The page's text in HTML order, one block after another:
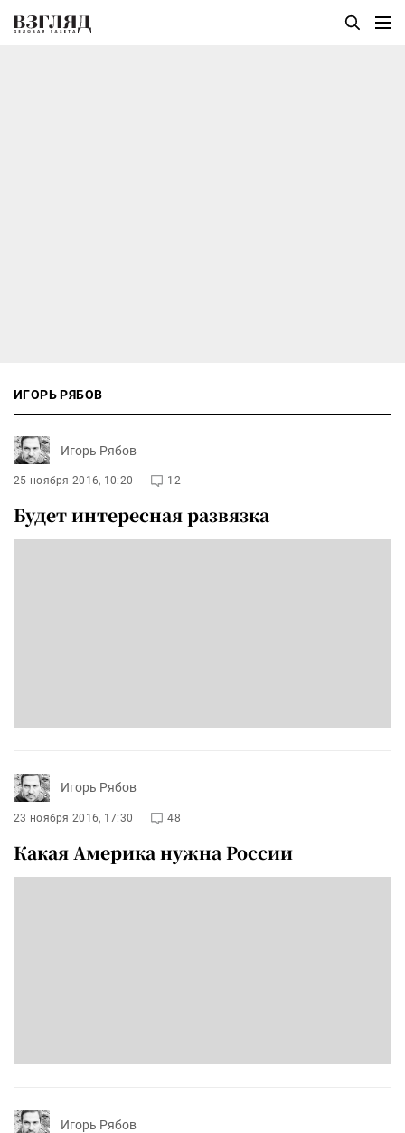
ИГОРЬ РЯБОВ
Игорь Рябов
25 ноября 2016, 10:20 12
Будет интересная развязка
Игорь Рябов
23 ноября 2016, 17:30 48
Какая Америка нужна России
Игорь Рябов